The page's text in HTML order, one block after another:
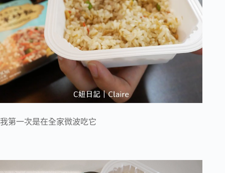
我第一次是在全家微波吃它